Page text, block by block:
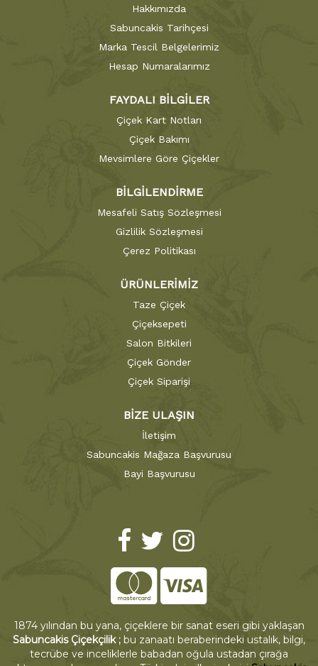
Hakkımızda
Sabuncakis Tarihçesi
Marka Tescil Belgelerimiz
Hesap Numaralarımız
FAYDALI BİLGİLER
Çiçek Kart Notları
Çiçek Bakımı
Mevsimlere Göre Çiçekler
BİLGİLENDİRME
Mesafeli Satış Sözleşmesi
Gizlilik Sözleşmesi
Çerez Politikası
ÜRÜNLERİMİZ
Taze Çiçek
Çiçeksepeti
Salon Bitkileri
Çiçek Gönder
Çiçek Siparişi
BİZE ULAŞIN
İletişim
Sabuncakis Mağaza Başvurusu
Bayi Başvurusu
1874 yılından bu yana, çiçeklere bir sanat eseri gibi yaklaşan
Sabuncakis Çiçekçilik ; bu zanaatı beraberindeki ustalık, bilgi,
tecrübe ve inceliklerle babadan oğula ustadan çırağa